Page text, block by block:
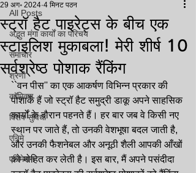
All Posts
अद्भुत मंगा कार्यों का परिचय
समाचार
श्रेणी
कॉमिक्स
विशेष सुविधा
एनिमे
एनिमेशन
स्ट्रॉ हैट पाइरेट्स के बीच एक
स्टाइलिश मुकाबला! मेरी शीर्ष 10
सर्वश्रेष्ठ पोशाक रैंकिंग
29 अग॰ 2024 4 मिनट पठन
``वन पीस'' का एक आकर्षण विभिन्न प्रकार की
पोशाकें हैं जो स्ट्रॉ हैट समुद्री डाकू अपने साहसिक
कार्यों के दौरान पहनते हैं। हर बार जब वे किसी नए
स्थान पर जाते हैं, तो उनकी वेशभूषा बदल जाती है,
और उनकी फैशनेबल और अनूठी शैली आपकी आँखों
को मोहित कर लेती है। इस बार, मैं अपने पसंदीदा